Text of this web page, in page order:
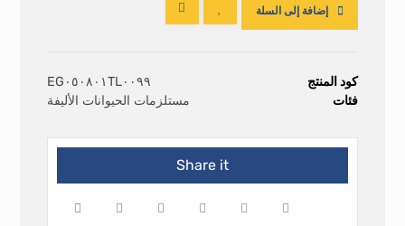
إضافة إلى السلة
كود المنتج
EG٠٥٠٨٠١TL٠٠٩٩
فئات
مستلزمات الحيوانات الأليفة